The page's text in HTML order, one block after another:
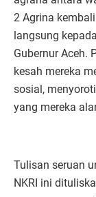
2 Agrina
langsung
Gubernur Aceh.
kesah mereka
sosial,
yang mereka
Tulisan seruan
NKRI ini